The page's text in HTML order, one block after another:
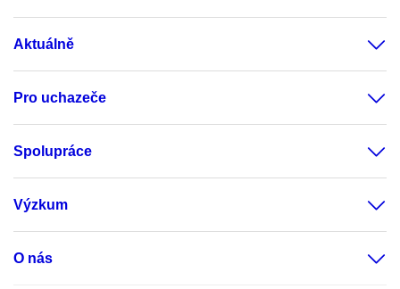
Aktuálně
Pro uchazeče
Spolupráce
Výzkum
O nás